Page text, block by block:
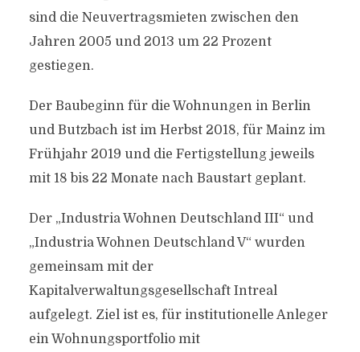
sind die Neuvertragsmieten zwischen den
Jahren 2005 und 2013 um 22 Prozent
gestiegen.
Der Baubeginn für die Wohnungen in Berlin
und Butzbach ist im Herbst 2018, für Mainz im
Frühjahr 2019 und die Fertigstellung jeweils
mit 18 bis 22 Monate nach Baustart geplant.
Der „Industria Wohnen Deutschland III“ und
„Industria Wohnen Deutschland V“ wurden
gemeinsam mit der
Kapitalverwaltungsgesellschaft Intreal
aufgelegt. Ziel ist es, für institutionelle Anleger
ein Wohnungsportfolio mit